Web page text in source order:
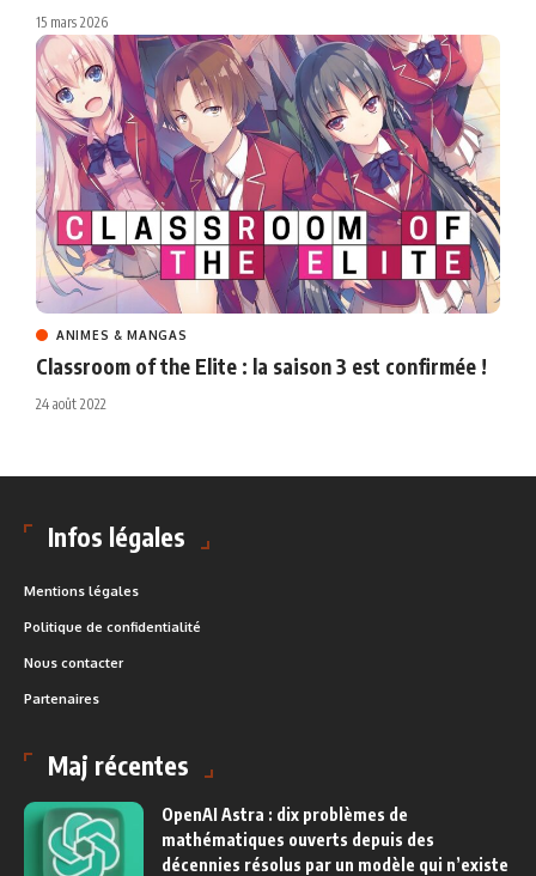
15 mars 2026
ANIMES & MANGAS
Classroom of the Elite : la saison 3 est confirmée !
24 août 2022
Infos légales
Mentions légales
Politique de confidentialité
Nous contacter
Partenaires
Maj récentes
OpenAI Astra : dix problèmes de
mathématiques ouverts depuis des
décennies résolus par un modèle qui n’existe